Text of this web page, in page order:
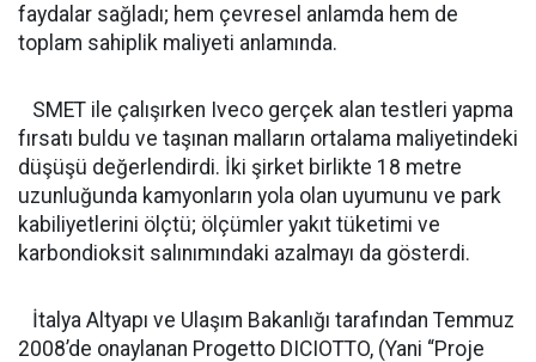
faydalar sağladı; hem çevresel anlamda hem de
toplam sahiplik maliyeti anlamında.
SMET ile çalışırken Iveco gerçek alan testleri yapma
fırsatı buldu ve taşınan malların ortalama maliyetindeki
düşüşü değerlendirdi. İki şirket birlikte 18 metre
uzunluğunda kamyonların yola olan uyumunu ve park
kabiliyetlerini ölçtü; ölçümler yakıt tüketimi ve
karbondioksit salınımındaki azalmayı da gösterdi.
İtalya Altyapı ve Ulaşım Bakanlığı tarafından Temmuz
2008’de onaylanan Progetto DICIOTTO, (Yani “Proje